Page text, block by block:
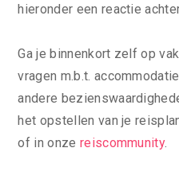
hieronder een reactie
Ga je binnenkort zelf op
vragen m.b.t.
andere
het opstellen van je
of in onze reiscommunity.